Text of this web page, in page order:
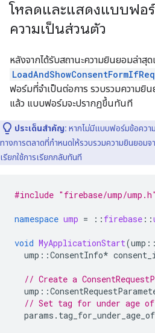
โหลดและแสดงแบบฟอร์
ความเป็นส่วนตัว
หลังจากได้รับสถานะความยินยอมล่าสุด
ฟอร์มที่จำเป็นต่อการ รวบรวมความยิ
แล้ว แบบฟอร์มจะปรากฏขึ้นทันที
ประเด็นสำคัญ: หากไม่มีแบบฟอร์มข้อควา
ทางการตลาดที่กำหนดให้รวบรวมความยินยอมจ
เรียกใช้การเรียกกลับทันที
#include "firebase/ump/ump.h"
namespace ump = :: firebase ::
void MyApplicationStart(ump ::
ump ::ConsentInfo*
// Create a
ump ::
// Set tag for under age of
params .